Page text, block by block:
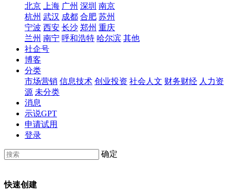
北京
上海 广州 深圳 南京
杭州 武汉 成都 合肥 苏州
宁波 西安 长沙 郑州 重庆
兰州 南宁 呼和浩特 哈尔滨 其他
社企号
博客
分类
市场营销 信息技术 创业投资 社会人文 财务财经 人力资
源 未分类
消息
示说GPT
申请试用
登录
确定
快速创建